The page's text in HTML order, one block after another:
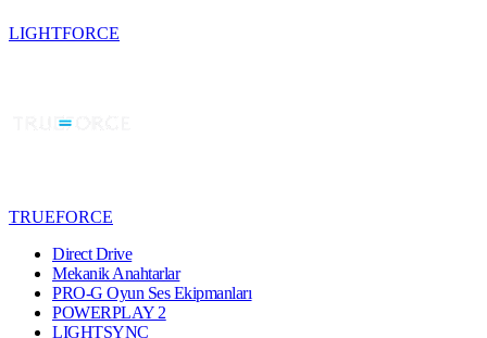
LIGHTFORCE
TRUEFORCE
Direct Drive
Mekanik Anahtarlar
PRO-G Oyun Ses Ekipmanları
POWERPLAY 2
LIGHTSYNC